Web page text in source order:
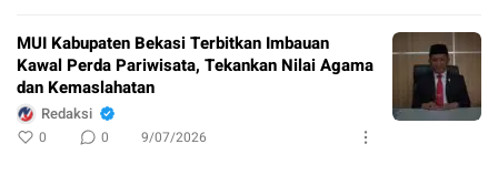
MUI Kabupaten Bekasi Terbitkan Imbauan
Kawal Perda Pariwisata, Tekankan Nilai Agama
dan Kemaslahatan
Redaksi
0 0 9/07/2026